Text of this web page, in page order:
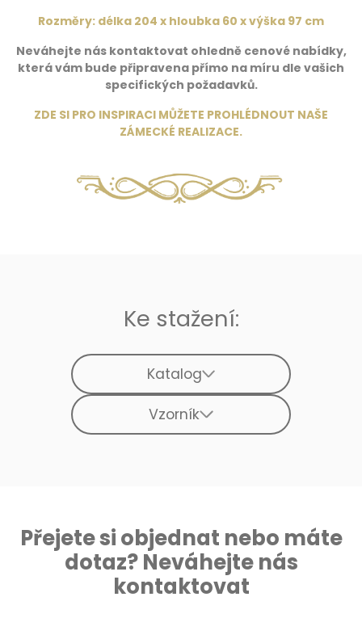
Rozměry: délka 204 x hloubka 60 x výška 97 cm
Neváhejte nás kontaktovat ohledně cenové nabídky,
která vám bude připravena přímo na míru dle vašich
specifických požadavků.
ZDE SI PRO INSPIRACI MŮŽETE PROHLÉDNOUT NAŠE
ZÁMECKÉ REALIZACE.
Ke stažení:
Katalog
Vzorník
Přejete si objednat nebo máte
dotaz? Neváhejte nás
kontaktovat